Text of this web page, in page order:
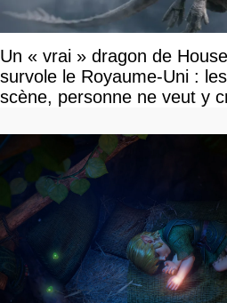
Un « vrai » dragon de
survole le Royaume-Uni :
scène, personne ne veut y